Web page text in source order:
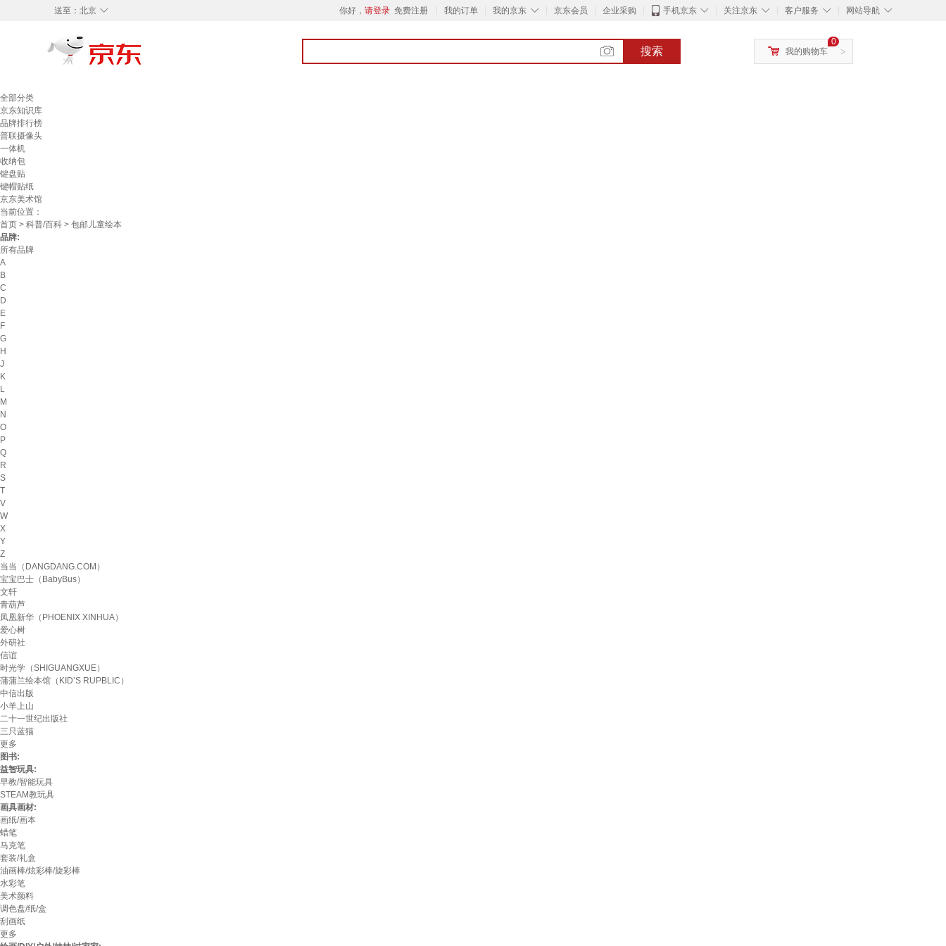
◇
送至： 北京 你好， 请登录 免费注册 我的订单 ◇
我的京东 京东会员 企业采购 ◇
手机京东 ◇
关注京东 ◇
客户服务 ◇
网站导航
搜索 >
0
我的购物车
全部分类
京东知识库
品牌排行榜
普联摄像头
一体机
收纳包
键盘贴
键帽贴纸
京东美术馆
当前位置：
首页 > 科普/百科 > 包邮儿童绘本
品牌:
所有品牌
A
B
C
D
E
F
G
H
J
K
L
M
N
O
P
Q
R
S
T
V
W
X
Y
Z
当当（DANGDANG.COM）
宝宝巴士（BabyBus）
文轩
青葫芦
凤凰新华（PHOENIX XINHUA）
爱心树
外研社
信谊
时光学（SHIGUANGXUE）
蒲蒲兰绘本馆（KID’S RUPBLIC）
中信出版
小羊上山
二十一世纪出版社
三只蓝猫
更多
图书:
益智玩具:
早教/智能玩具
STEAM教玩具
画具画材:
画纸/画本
蜡笔
马克笔
套装/礼盒
油画棒/炫彩棒/旋彩棒
水彩笔
美术颜料
调色盘/纸/盒
刮画纸
更多